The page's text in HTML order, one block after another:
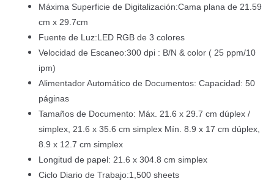
Máxima Superficie de Digitalización:Cama plana de 21.59
cm x 29.7cm
Fuente de Luz:LED RGB de 3 colores
Velocidad de Escaneo:300 dpi : B/N & color ( 25 ppm/10
ipm)
Alimentador Automático de Documentos: Capacidad: 50
páginas
Tamaños de Documento: Máx. 21.6 x 29.7 cm dúplex /
simplex, 21.6 x 35.6 cm simplex Mín. 8.9 x 17 cm dúplex,
8.9 x 12.7 cm simplex
Longitud de papel: 21.6 x 304.8 cm simplex
Ciclo Diario de Trabajo:1,500 sheets